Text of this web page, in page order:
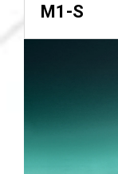
M1-S